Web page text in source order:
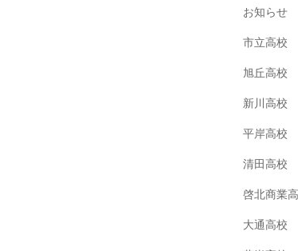
お知らせ
市立高校
旭丘高校
新川高校
平岸高校
清田高校
啓北商業
大通高校